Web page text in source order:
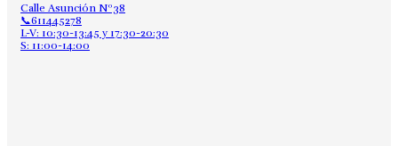
Calle Asunción Nº38
📞611445278
L-V: 10:30-13:45 y 17:30-20:30
S: 11:00-14:00